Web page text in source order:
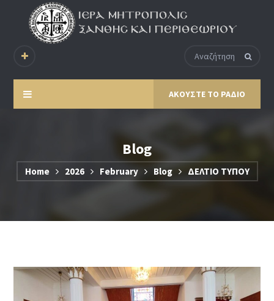
ΑΚΟΥΣΤΕ ΤΟ ΡΑΔΙΟ
Blog
Home 2026 February Blog ΔΕΛΤΙΟ ΤΥΠΟΥ